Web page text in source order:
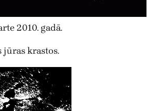
2010. gadā.
krastos.